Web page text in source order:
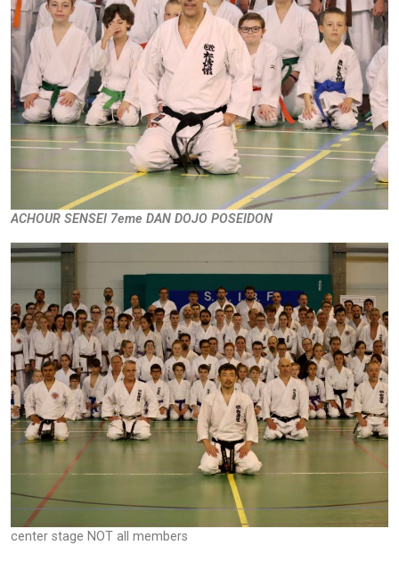
ACHOUR SENSEI 7eme DAN DOJO POSEIDON
center stage NOT all members